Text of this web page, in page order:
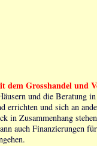
dem Grosshandel und
und die Beratung
errichten und sich an
in Zusammenhang
auch Finanzierungen